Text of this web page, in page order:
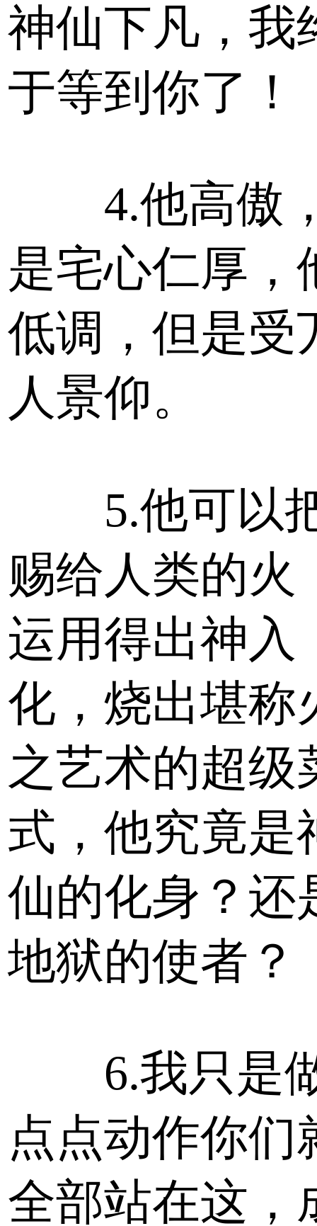
神仙下凡，我
于等到你了！
4.他高傲
是宅心仁厚，
低调，但是受
人景仰。
5.他可以
赐给人类的火
运用得出神入
化，烧出堪称
之艺术的超级
式，他究竟是
仙的化身？还
地狱的使者？
6.我只是
点点动作你们
全部站在这，